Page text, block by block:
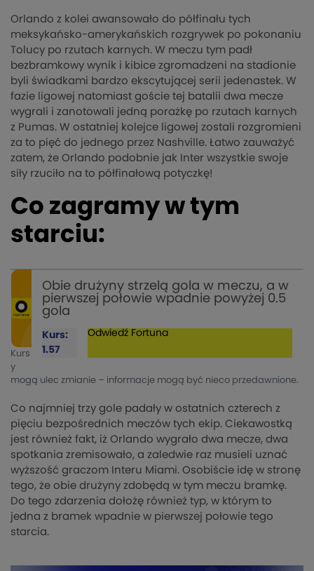
Orlando z kolei awansowało do półfinału tych
meksykańsko-amerykańskich rozgrywek po pokonaniu
Tolucy po rzutach karnych. W meczu tym padł
bezbramkowy wynik i kibice zgromadzeni na stadionie
byli świadkami bardzo ekscytującej serii jedenastek. W
fazie ligowej natomiast goście tej batalii dwa mecze
wygrali i zanotowali jedną porażkę po rzutach karnych
z Pumas. W ostatniej kolejce ligowej zostali rozgromieni
za to pięć do jednego przez Nashville. Łatwo zauważyć
zatem, że Orlando podobnie jak Inter wszystkie swoje
siły rzuciło na to półfinałową potyczkę!
Co zagramy w tym
starciu:
Obie drużyny strzelą gola w meczu, a w
pierwszej połowie wpadnie powyżej 0.5
gola
Kurs:
1.57
Odwiedź Fortuna
Kurs
y
mogą ulec zmianie – informacje mogą być nieco przedawnione.
Co najmniej trzy gole padały w ostatnich czterech z
pięciu bezpośrednich meczów tych ekip. Ciekawostką
jest również fakt, iż Orlando wygrało dwa mecze, dwa
spotkania zremisowało, a zaledwie raz musieli uznać
wyższość graczom Interu Miami. Osobiście idę w stronę
tego, że obie drużyny zdobędą w tym meczu bramkę.
Do tego zdarzenia dołożę również typ, w którym to
jedna z bramek wpadnie w pierwszej połowie tego
starcia.